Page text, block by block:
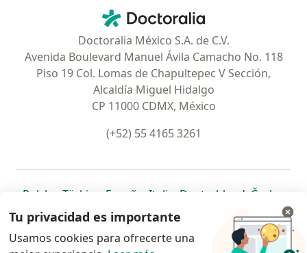
Doctoralia - Página de inicio
Doctoralia México S.A. de C.V.
Avenida Boulevard Manuel Ávila Camacho No. 118
Piso 19 Col. Lomas de Chapultepec V Sección,
Alcaldía Miguel Hidalgo
CP 11000 CDMX, México
(+52) 55 4165 3261
Polska se abre en una nueva pestaña
Türkiye se abre en una nueva pestaña
España se abre en una nueva pestaña
Italia se abre en una nueva
Deutschlandse abre en
Česko
Portugal
se abre en una nueva pestaña
México se abre en una nueva pestaña
Chile se abre en una nueva pestaña
Brasil se abre en una nueva
se abre en
se
se abre en una nueva
Tu privacidad es importante
Usamos cookies para ofrecerte una